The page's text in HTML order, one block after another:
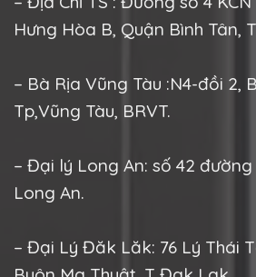
Hưng Hòa B, Quận Bình Tân,
– Bà Rịa Vũng Tàu :N4-đồi 2,
Tp,Vũng Tàu, BRVT.
– Đại lý Long An: số 42 đường
Long An.
– Đại Lý Đăk Lăk: 76 Lý Thái